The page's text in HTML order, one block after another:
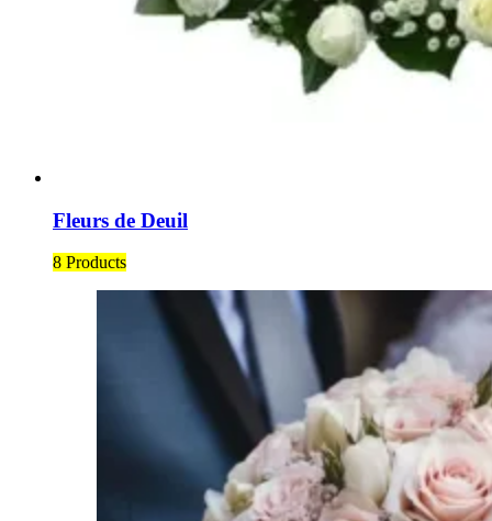
Fleurs de Deuil
8 Products